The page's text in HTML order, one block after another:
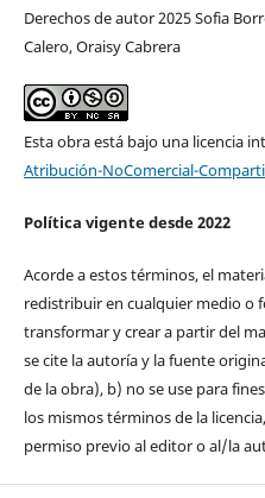
Derechos de autor 2025 Sofia
Calero, Oraisy Cabrera
Esta obra está bajo una licencia
Atribución-NoComercial-
Política vigente desde 2022
Acorde a estos términos, el
redistribuir en cualquier medio o
transformar y crear a partir del
se cite la autoría y la fuente
de la obra), b) no se use para
los mismos términos de la
permiso previo al editor o al/la